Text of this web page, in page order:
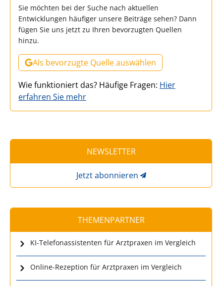
Sie möchten bei der Suche nach aktuellen
Entwicklungen häufiger unsere Beiträge sehen? Dann
fügen Sie uns jetzt zu Ihren bevorzugten Quellen
hinzu.
Als bevorzugte Quelle auswählen
Wie funktioniert das? Häufige Fragen: Hier
erfahren Sie mehr
NEWSLETTER
Jetzt abonnieren
THEMENPARTNER
KI-Telefonassistenten für Arztpraxen im Vergleich
Online-Rezeption für Arztpraxen im Vergleich